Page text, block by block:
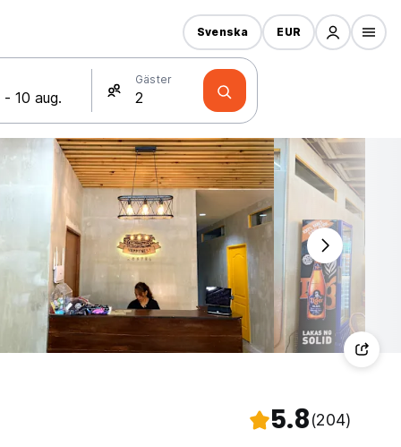
Gäster
Svenska EUR
5.8(204)